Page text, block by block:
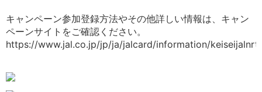
キャンペーン参加登録方法やその他詳しい情報は、キャン
ペーンサイトをご確認ください。
https://www.jal.co.jp/jp/ja/jalcard/information/